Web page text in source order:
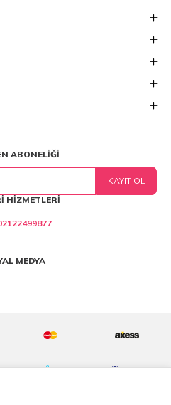
ABONELIĞI
KAYIT OL
HIZMETLERI
MEDYA